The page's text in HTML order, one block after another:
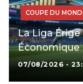
COUPE DU
La Liga
Économique
07/08/2026 -